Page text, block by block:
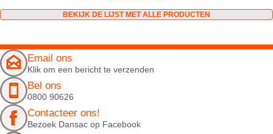
BEKIJK DE LIJST MET ALLE PRODUCTEN
Email ons
Klik om een bericht te verzenden
Bel ons
0800 90626
Contacteer ons!
Bezoek Dansac op Facebook